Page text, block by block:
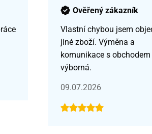
Ověřený zákazník
Vlastní chybou jsem
jiné zboží. Výměna a
komunikace s obchodem
výborná.
09.07.2026